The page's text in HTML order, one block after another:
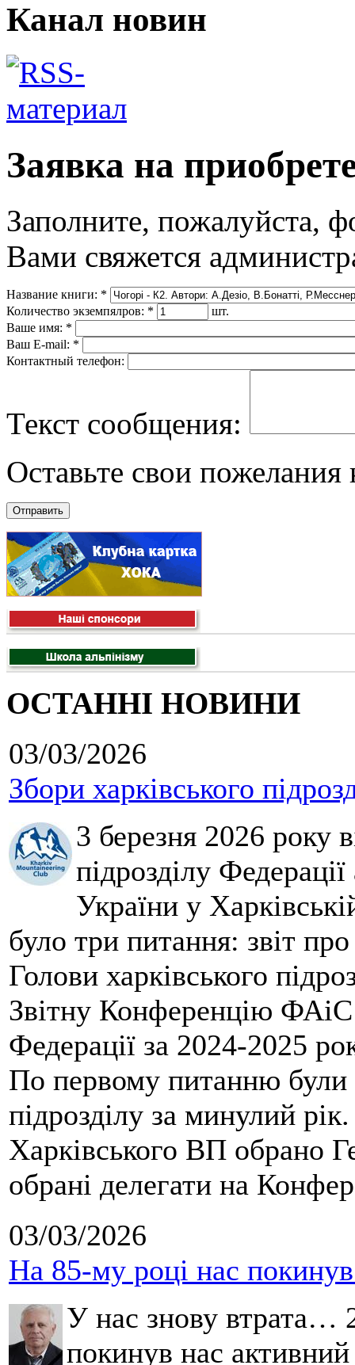
Канал новин
Заявка на
Заполните, пожалуйста,
Вами свяжется
Название книги: *
Количество экземпялров: *
шт.
Ваше имя: *
Ваш E-mail: *
Контактный телефон:
Текст сообщения:
Оставьте свои пожелания
ОСТАННІ НОВИНИ
03/03/2026
Збори харківського
3 березня 2026 року
підрозділу
України у
було три питання: звіт
Голови харківського
Звітну Конференцію
Федерації за 2024-2025
По первому питанню були
підрозділу за минулий
Харківського ВП обрано
обрані делегати на
03/03/2026
На 85-му році нас
У нас знову втрата…
покинув нас